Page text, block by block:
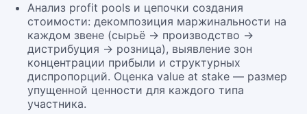
Анализ profit pools и цепочки создания
стоимости: декомпозиция маржинальности на
каждом звене (сырьё → производство →
дистрибуция → розница), выявление зон
концентрации прибыли и структурных
диспропорций. Оценка value at stake — размер
упущенной ценности для каждого типа
участника.